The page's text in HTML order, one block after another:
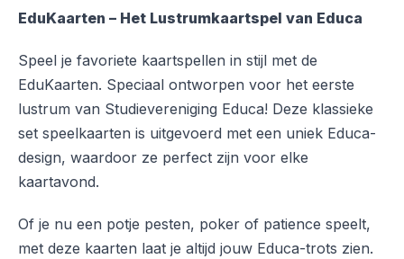
EduKaarten – Het Lustrumkaartspel van Educa
Speel je favoriete kaartspellen in stijl met de
EduKaarten. Speciaal ontworpen voor het eerste
lustrum van Studievereniging Educa! Deze klassieke
set speelkaarten is uitgevoerd met een uniek Educa-
design, waardoor ze perfect zijn voor elke
kaartavond.
Of je nu een potje pesten, poker of patience speelt,
met deze kaarten laat je altijd jouw Educa-trots zien.